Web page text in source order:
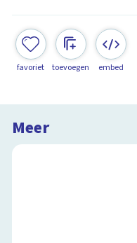
favoriet toevoegen embed
Meer